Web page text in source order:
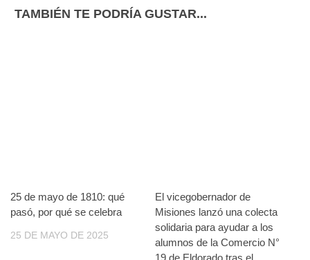
TAMBIÉN TE PODRÍA GUSTAR...
25 de mayo de 1810: qué
pasó, por qué se celebra
25 DE MAYO DE 2025
El vicegobernador de
Misiones lanzó una colecta
solidaria para ayudar a los
alumnos de la Comercio N°
19 de Eldorado tras el